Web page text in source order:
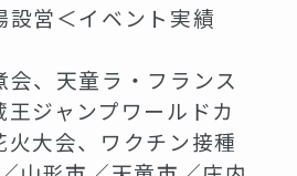
設営＜イベント実績
会、天童ラ・フランス
王ジャンプワールドカ
火大会、ワクチン接種